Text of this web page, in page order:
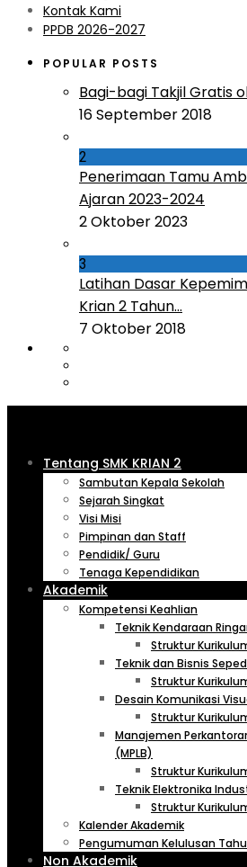
Kontak Kami
PPDB 2026-2027
POPULAR POSTS
Bagi-bagi Takjil Gratis
16 September 2018
2
Penerimaan Tamu
Ajaran 2023-2024
2 Oktober 2023
3
Latihan Dasar
Krian 2 Tahun...
7 Oktober 2018
Tentang SMK KRIAN 2
Sambutan Kepala Sekolah
Sejarah Singkat
Visi Misi
Pimpinan dan Staff
Pendidik/ Guru
Tenaga Kependidikan
Akademik
Kompetensi Keahlian
Teknik Kendaraan
Struktur
Teknik dan Bisnis
Struktur
Desain Komunikasi
Struktur
Manajemen
(MPLB)
Struktur
Teknik Elektronika
Struktur
Kalender Akademik
Pengumuman Kelulusan
Non Akademik